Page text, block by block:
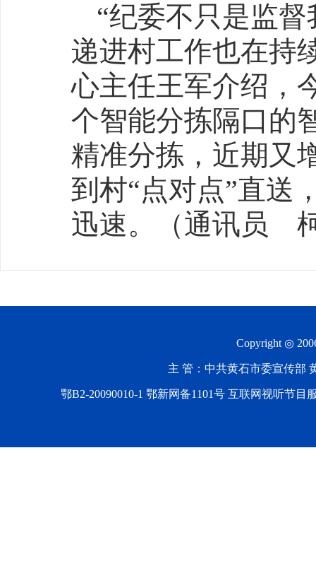
“纪委不只是监
递进村工作也在持
心主任王军介绍，
个智能分拣隔口的
精准分拣，近期又
到村“点对点”直送
迅速。（通讯员
Copyright ◎
主 管：中共黄石市委宣传部
鄂B2-20090010-1 鄂新网备1101号 互联网视听节目